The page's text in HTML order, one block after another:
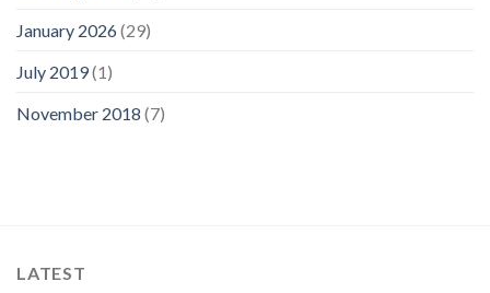
January 2026(29)
July 2019(1)
November 2018 (7)
LATEST